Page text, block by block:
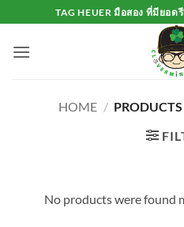
to
content
TAG HEUER มือสอง ที่มียอ
HOME /
No products were found